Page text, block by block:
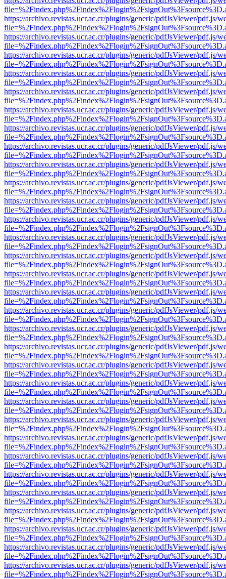
https://archivo.revistas.ucr.ac.cr/plugins/generic/pdfJsViewer/pdf.js/
https://archivo.revistas.ucr.ac.cr/plugins/generic/pdfJsViewer/pdf.js/
https://archivo.revistas.ucr.ac.cr/plugins/generic/pdfJsViewer/pdf.js/
https://archivo.revistas.ucr.ac.cr/plugins/generic/pdfJsViewer/pdf.js/
https://archivo.revistas.ucr.ac.cr/plugins/generic/pdfJsViewer/pdf.js/
https://archivo.revistas.ucr.ac.cr/plugins/generic/pdfJsViewer/pdf.js/
https://archivo.revistas.ucr.ac.cr/plugins/generic/pdfJsViewer/pdf.js/
https://archivo.revistas.ucr.ac.cr/plugins/generic/pdfJsViewer/pdf.js/
https://archivo.revistas.ucr.ac.cr/plugins/generic/pdfJsViewer/pdf.js/
https://archivo.revistas.ucr.ac.cr/plugins/generic/pdfJsViewer/pdf.js/
https://archivo.revistas.ucr.ac.cr/plugins/generic/pdfJsViewer/pdf.js/
https://archivo.revistas.ucr.ac.cr/plugins/generic/pdfJsViewer/pdf.js/
https://archivo.revistas.ucr.ac.cr/plugins/generic/pdfJsViewer/pdf.js/
https://archivo.revistas.ucr.ac.cr/plugins/generic/pdfJsViewer/pdf.js/
https://archivo.revistas.ucr.ac.cr/plugins/generic/pdfJsViewer/pdf.js/
https://archivo.revistas.ucr.ac.cr/plugins/generic/pdfJsViewer/pdf.js/
https://archivo.revistas.ucr.ac.cr/plugins/generic/pdfJsViewer/pdf.js/
https://archivo.revistas.ucr.ac.cr/plugins/generic/pdfJsViewer/pdf.js/
https://archivo.revistas.ucr.ac.cr/plugins/generic/pdfJsViewer/pdf.js/
https://archivo.revistas.ucr.ac.cr/plugins/generic/pdfJsViewer/pdf.js/
https://archivo.revistas.ucr.ac.cr/plugins/generic/pdfJsViewer/pdf.js/
https://archivo.revistas.ucr.ac.cr/plugins/generic/pdfJsViewer/pdf.js/
https://archivo.revistas.ucr.ac.cr/plugins/generic/pdfJsViewer/pdf.js/
https://archivo.revistas.ucr.ac.cr/plugins/generic/pdfJsViewer/pdf.js/
https://archivo.revistas.ucr.ac.cr/plugins/generic/pdfJsViewer/pdf.js/
https://archivo.revistas.ucr.ac.cr/plugins/generic/pdfJsViewer/pdf.js/
https://archivo.revistas.ucr.ac.cr/plugins/generic/pdfJsViewer/pdf.js/
https://archivo.revistas.ucr.ac.cr/plugins/generic/pdfJsViewer/pdf.js/
https://archivo.revistas.ucr.ac.cr/plugins/generic/pdfJsViewer/pdf.js/
https://archivo.revistas.ucr.ac.cr/plugins/generic/pdfJsViewer/pdf.js/
https://archivo.revistas.ucr.ac.cr/plugins/generic/pdfJsViewer/pdf.js/